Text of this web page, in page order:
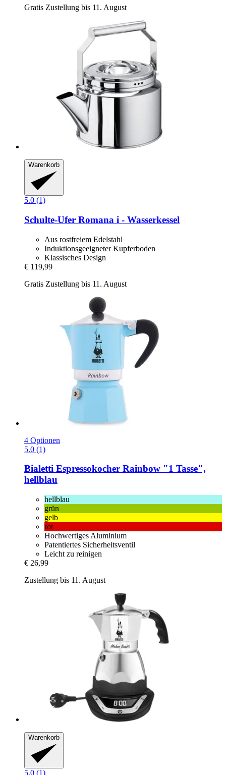
Gratis Zustellung bis 11. August
Warenkorb
5.0 (1)
Schulte-Ufer Romana i -​ Wasserkessel
Aus rostfreiem Edelstahl
Induktionsgeeigneter Kupferboden
Klassisches Design
€ 119,99
Gratis Zustellung bis 11. August
4 Optionen
5.0 (1)
Bialetti Espressokocher Rainbow "1 Tasse",
hellblau
hellblau
grün
gelb
rot
Hochwertiges Aluminium
Patentiertes Sicherheitsventil
Leicht zu reinigen
€ 26,99
Zustellung bis 11. August
Warenkorb
5.0 (1)